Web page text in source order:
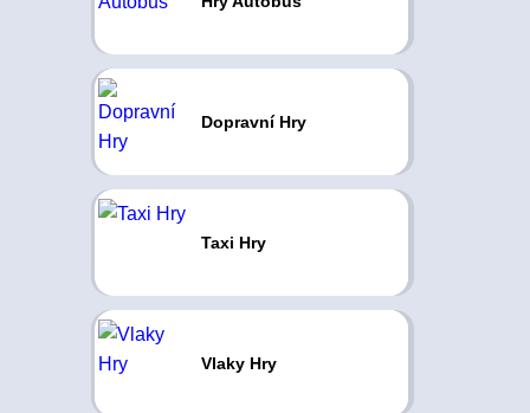
Dopravní Hry
Taxi Hry
Vlaky Hry